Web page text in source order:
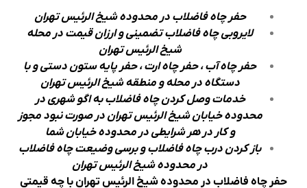
حفر چاه فاضلاب در محدوده شیخ الرئیس تهران
لایروبی چاه فاضلاب تضمینی و ارزان قیمت در محله
شیخ الرئیس تهران
حفر چاه آب ، حفر چاه ارت ، حفر پایه ستون دستی و با
دستگاه در محله و منطقه شیخ الرئیس تهران
خدمات وصل کردن چاه فاضلاب به اگو شهری در
محدوده خیابان شیخ الرئیس تهران در صورت نبود مجوز
و کار در هر شرایطی در محدوده خیابان شما
باز کردن درب چاه فاضلاب و برسی وضیعت چاه فاضلاب
در محدوده شیخ الرئیس تهران
حفر چاه فاضلاب در محدوده شیخ الرئیس تهران با چه قیمتی